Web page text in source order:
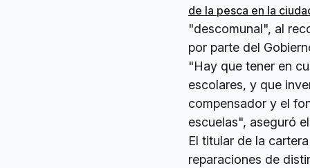
de la pesca en la
"descomunal", al
por parte del
"Hay que tener en
escolares, y que
compensador y el
escuelas", aseguró
El titular de la
reparaciones de